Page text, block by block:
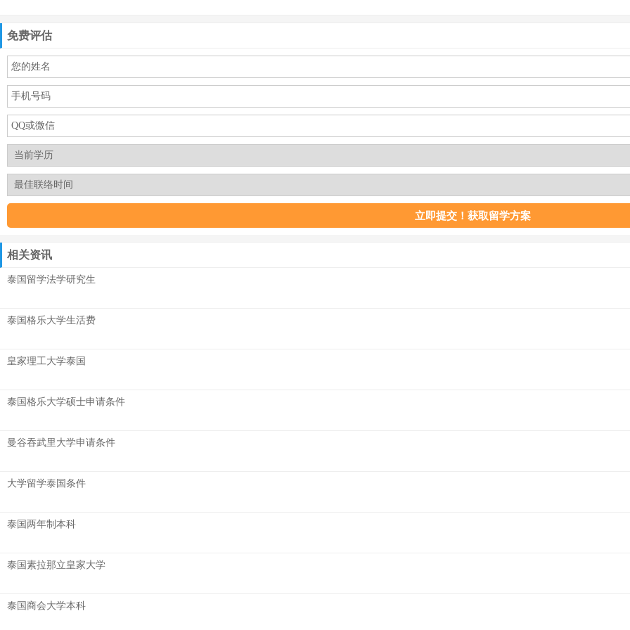
免费评估
相关资讯
泰国留学法学研究生
泰国格乐大学生活费
皇家理工大学泰国
泰国格乐大学硕士申请条件
曼谷吞武里大学申请条件
大学留学泰国条件
泰国两年制本科
泰国素拉那立皇家大学
泰国商会大学本科